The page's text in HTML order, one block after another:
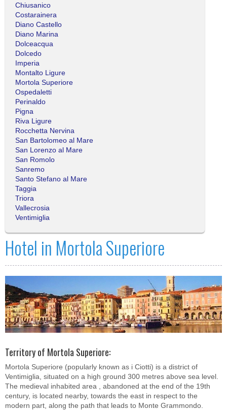
Chiusanico
Costarainera
Diano Castello
Diano Marina
Dolceacqua
Dolcedo
Imperia
Montalto Ligure
Mortola Superiore
Ospedaletti
Perinaldo
Pigna
Riva Ligure
Rocchetta Nervina
San Bartolomeo al Mare
San Lorenzo al Mare
San Romolo
Sanremo
Santo Stefano al Mare
Taggia
Triora
Vallecrosia
Ventimiglia
Hotel in Mortola Superiore
Territory of Mortola Superiore:
Mortola Superiore (popularly known as i Ciotti) is a district of
Ventimiglia, situated on a high ground 300 metres above sea level.
The medieval inhabited area , abandoned at the end of the 19th
century, is located nearby, towards the east in respect to the
modern part, along the path that leads to Monte Grammondo.